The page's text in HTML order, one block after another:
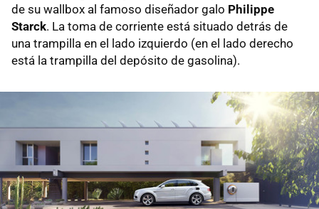
de su wallbox al famoso diseñador galo Philippe
Starck. La toma de corriente está situado detrás de
una trampilla en el lado izquierdo (en el lado derecho
está la trampilla del depósito de gasolina).